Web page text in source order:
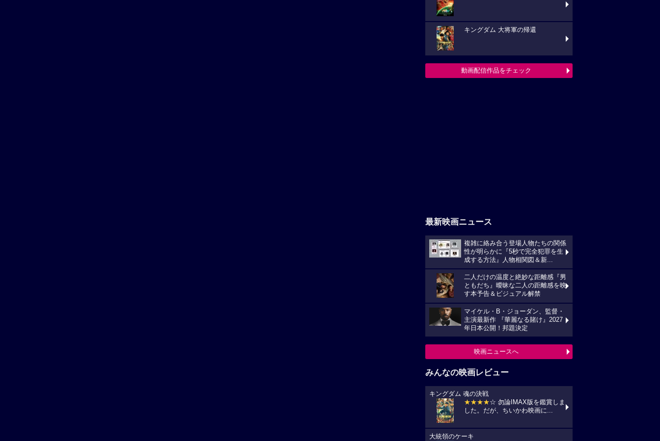
キングダム 大将軍の帰還
動画配信作品をチェック
最新映画ニュース
複雑に絡み合う登場人物たちの関係
性が明らかに『5秒で完全犯罪を生
成する方法』人物相関図＆新...
二人だけの温度と絶妙な距離感『男
ともだち』曖昧な二人の距離感を映
す本予告＆ビジュアル解禁
マイケル・B・ジョーダン、監督・
主演最新作 『華麗なる賭け』2027
年日本公開！邦題決定
映画ニュースへ
みんなの映画レビュー
キングダム 魂の決戦
★★★★☆ 勿論IMAX版を鑑賞しま
した。だが、ちいかわ映画に...
大統領のケーキ